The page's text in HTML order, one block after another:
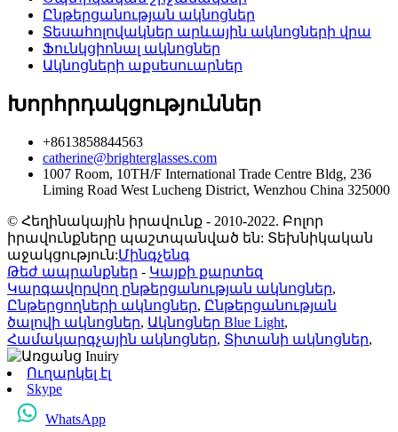
Ընթերցանության ակնոցներ
Տեսահոլովակներ արևային ակնոցների վրա
Ֆունկցիոնալ ակնոցներ
Ակնոցների աքսեսուարներ
Խորհրդակցություններ
+8613858844563
catherine@brighterglasses.com
1007 Room, 10TH/F International Trade Centre Bldg, 236
Liming Road West Lucheng District, Wenzhou China 325000
© Հեղինակային իրավունք - 2010-2022. Բոլոր
իրավունքները պաշտպանված են: Տեխնիկական
աջակցություն:Մինգչենգ
Թեժ ապրանքներ - Կայքի քարտեզ
Կարգավորվող ընթերցանության ակնոցներ,
Ընթերցողների ակնոցներ, Ընթերցանության
ծալովի ակնոցներ, Ակնոցներ Blue Light,
Համակարգչային ակնոցներ, Տիտանի ակնոցներ,
Ուղարկել էլ
Skype
WhatsApp